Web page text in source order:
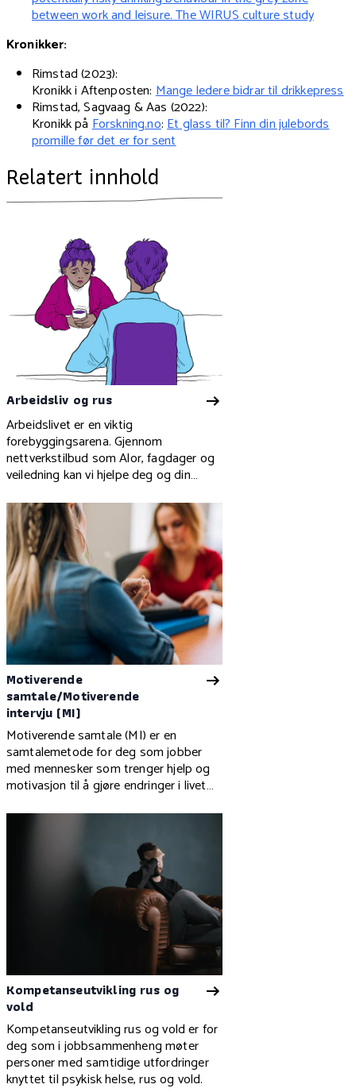
between work and leisure. The WIRUS culture study
Kronikker:
Rimstad (2023):
Kronikk i Aftenposten:Mange ledere bidrar til drikkepress
Rimstad, Sagvaag & Aas (2022):
Kronikk påForskning.no:Et glass til? Finn din julebords
promille før det er for sent
Relatert innhold
Arbeidsliv og rus
Arbeidslivet er en viktig
forebyggingsarena. Gjennom
nettverkstilbud som Alor, fagdager og
veiledning kan vi hjelpe deg og din
Motiverende
samtale/Motiverende
intervju (MI)
Motiverende samtale (MI) er en
samtalemetode for deg som jobber
med mennesker som trenger hjelp og
motivasjon til å gjøre endringer i livet
Kompetanseutvikling rus og
vold
Kompetanseutvikling rus og vold er for
deg som i jobbsammenheng møter
personer med samtidige utfordringer
knyttet til psykisk helse, rus og vold.